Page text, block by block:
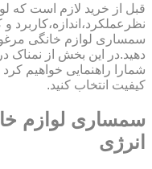
قبل از خرید لازم است که
نظرعملکرد،اندازه،کاربرد
سمساری لوازم خانگی
دهید.در این بخش از نمناک
شمارا راهنمایی خواهیم
کیفیت انتخاب کنید.
سمساری لوازم
انرژی